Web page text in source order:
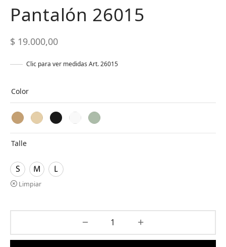
Pantalón 26015
$ 19.000,00
Clic para ver medidas Art. 26015
Color
Talle
S M L
Limpiar